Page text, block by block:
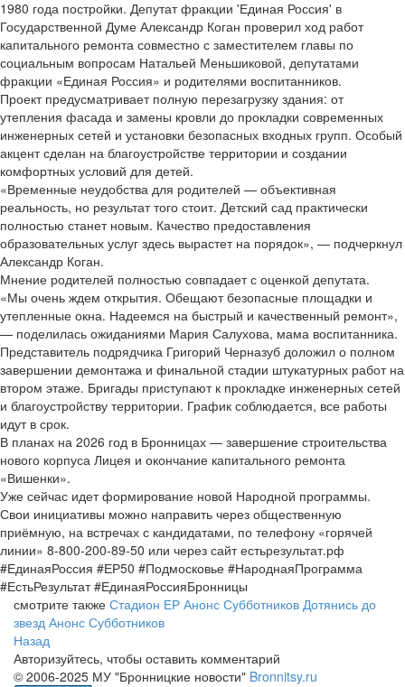
1980 года постройки. Депутат фракции 'Единая Россия' в
Государственной Думе Александр Коган проверил ход работ
капитального ремонта совместно с заместителем главы по
социальным вопросам Натальей Меньшиковой, депутатами
фракции «Единая Россия» и родителями воспитанников.
Проект предусматривает полную перезагрузку здания: от
утепления фасада и замены кровли до прокладки современных
инженерных сетей и установки безопасных входных групп. Особый
акцент сделан на благоустройстве территории и создании
комфортных условий для детей.
«Временные неудобства для родителей — объективная
реальность, но результат того стоит. Детский сад практически
полностью станет новым. Качество предоставления
образовательных услуг здесь вырастет на порядок», — подчеркнул
Александр Коган.
Мнение родителей полностью совпадает с оценкой депутата.
«Мы очень ждем открытия. Обещают безопасные площадки и
утепленные окна. Надеемся на быстрый и качественный ремонт»,
— поделилась ожиданиями Мария Салухова, мама воспитанника.
Представитель подрядчика Григорий Черназуб доложил о полном
завершении демонтажа и финальной стадии штукатурных работ на
втором этаже. Бригады приступают к прокладке инженерных сетей
и благоустройству территории. График соблюдается, все работы
идут в срок.
В планах на 2026 год в Бронницах — завершение строительства
нового корпуса Лицея и окончание капитального ремонта
«Вишенки».
Уже сейчас идет формирование новой Народной программы.
Свои инициативы можно направить через общественную
приёмную, на встречах с кандидатами, по телефону «горячей
линии» 8-800-200-89-50 или через сайт естьрезультат.рф
#ЕдинаяРоссия #ЕР50 #Подмосковье #НароднаяПрограмма
#ЕстьРезультат #ЕдинаяРоссияБронницы
смотрите также Стадион ЕР Анонс Субботников Дотянись до
звезд Анонс Субботников
Назад
Авторизуйтесь, чтобы оставить комментарий
© 2006-2025 МУ "Бронницкие новости" Bronnitsy.ru